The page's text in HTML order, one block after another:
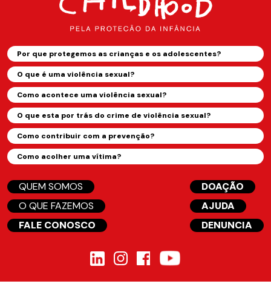
Por que protegemos as crianças e os adolescentes?
O que é uma violência sexual?
Como acontece uma violência sexual?
O que esta por trás do crime de violência sexual?
Como contribuir com a prevenção?
Como acolher uma vítima?
QUEM SOMOS
O QUE FAZEMOS
FALE CONOSCO
DOAÇÃO
AJUDA
DENUNCIA